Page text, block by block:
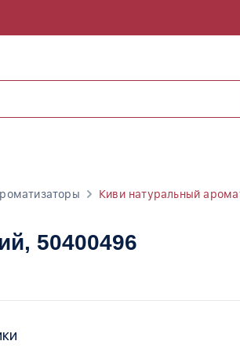
Киви натуральный
, 50400496